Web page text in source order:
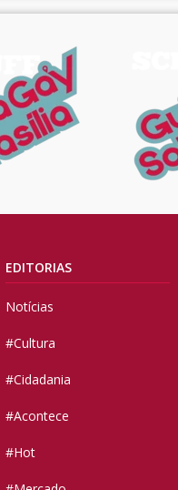
EDITORIAS
Notícias
#Cultura
#Cidadania
#Acontece
#Hot